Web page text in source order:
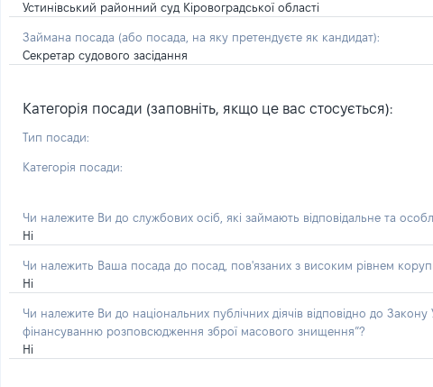
Устинівський районний суд Кіровоградської області
Займана посада (або посада, на яку претендуєте як кандидат):
Секретар судового засідання
Категорія посади (заповніть, якщо це вас стосується):
Тип посади:
Категорія посади:
Чи належите Ви до службових осіб, які займають відповідальне та
Ні
Чи належить Ваша посада до посад, пов'язаних з високим рівнем
Ні
Чи належите Ви до національних публічних діячів відповідно до
фінансуванню розповсюдження зброї масового знищення”?
Ні